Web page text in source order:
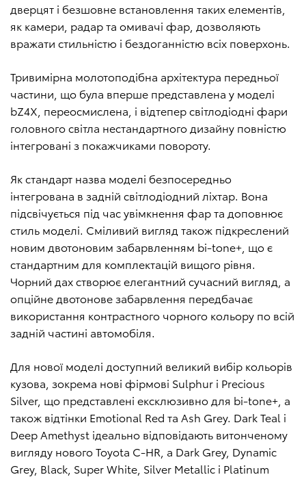
дверцят і безшовне встановлення таких елементів,
як камери, радар та омивачі фар, дозволяють
вражати стильністю і бездоганністю всіх поверхонь.
Тривимірна молотоподібна архітектура передньої
частини, що була вперше представлена у моделі
bZ4X, переосмислена, і відтепер світлодіодні фари
головного світла нестандартного дизайну повністю
інтегровані з покажчиками повороту.
Як стандарт назва моделі безпосередньо
інтегрована в задній світлодіодний ліхтар. Вона
підсвічується під час увімкнення фар та доповнює
стиль моделі. Сміливий вигляд також підкреслений
новим двотоновим забарвленням bi-tone+, що є
стандартним для комплектацій вищого рівня.
Чорний дах створює елегантний сучасний вигляд, а
опційне двотонове забарвлення передбачає
використання контрастного чорного кольору по всій
задній частині автомобіля.
Для нової моделі доступний великий вибір кольорів
кузова, зокрема нові фірмові Sulphur і Precious
Silver, що представлені ексклюзивно для bi-tone+, а
також відтінки Emotional Red та Ash Grey. Dark Teal і
Deep Amethyst ідеально відповідають витонченому
вигляду нового Toyota C-HR, а Dark Grey, Dynamic
Grey, Black, Super White, Silver Metallic і Platinum